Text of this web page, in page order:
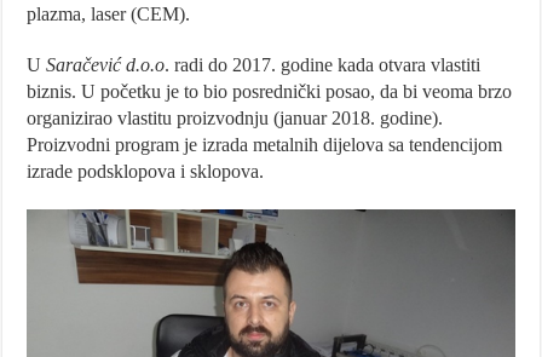
plazma, laser (CEM).
USaračević d.o.o. radi do 2017. godine kada otvara vlastiti
biznis. U početku je to bio posrednički posao, da bi veoma brzo
organizirao vlastitu proizvodnju (januar 2018. godine).
Proizvodni program je izrada metalnih dijelova sa tendencijom
izrade podsklopova i sklopova.